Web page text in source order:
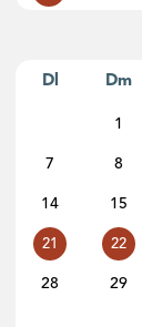
Dl Dm
1
7 8
14 15
21 22
28 29